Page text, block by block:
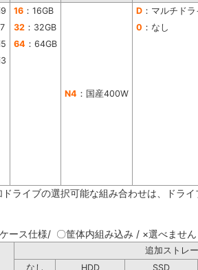
16 ：16GB
N4 ：国産400W
D ：マルチド
32 ：32GB 0 ：なし
64 ：64GB
ライブの選択可能な組み合わせは、ドラ
ース仕様/ 〇筐体内組み込み / ×選べません
追加ストレ
なし HDD
SSD